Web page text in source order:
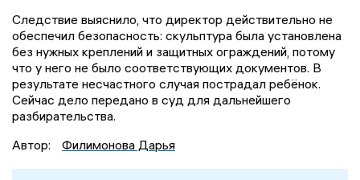
Следствие выяснило, что директор действительно не
обеспечил безопасность: скульптура была установлена
без нужных креплений и защитных ограждений, потому
что у него не было соответствующих документов. В
результате несчастного случая пострадал ребёнок.
Сейчас дело передано в суд для дальнейшего
разбирательства.
Автор:
Филимонова Дарья